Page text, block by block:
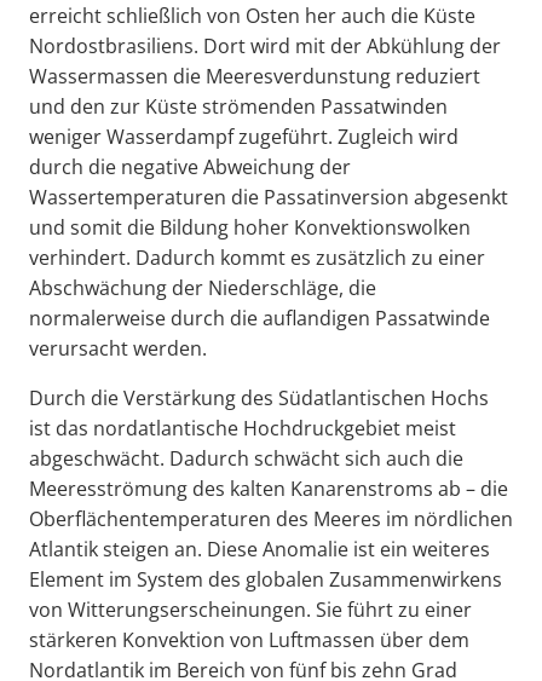
erreicht schließlich von Osten her auch die Küste
Nordostbrasiliens. Dort wird mit der Abkühlung der
Wassermassen die Meeresverdunstung reduziert
und den zur Küste strömenden Passatwinden
weniger Wasserdampf zugeführt. Zugleich wird
durch die negative Abweichung der
Wassertemperaturen die Passatinversion abgesenkt
und somit die Bildung hoher Konvektionswolken
verhindert. Dadurch kommt es zusätzlich zu einer
Abschwächung der Niederschläge, die
normalerweise durch die auflandigen Passatwinde
verursacht werden.
Durch die Verstärkung des Südatlantischen Hochs
ist das nordatlantische Hochdruckgebiet meist
abgeschwächt. Dadurch schwächt sich auch die
Meeresströmung des kalten Kanarenstroms ab – die
Oberflächentemperaturen des Meeres im nördlichen
Atlantik steigen an. Diese Anomalie ist ein weiteres
Element im System des globalen Zusammenwirkens
von Witterungserscheinungen. Sie führt zu einer
stärkeren Konvektion von Luftmassen über dem
Nordatlantik im Bereich von fünf bis zehn Grad